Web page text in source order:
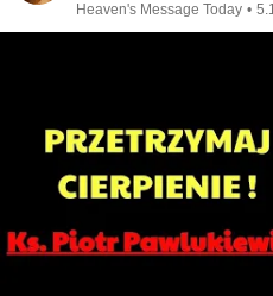
Heaven's Message Today •